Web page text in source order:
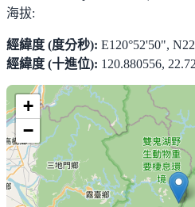
海拔:
經緯度 (度分秒): E120°52'50",
經緯度 (十進位): 120.880556,
+
−